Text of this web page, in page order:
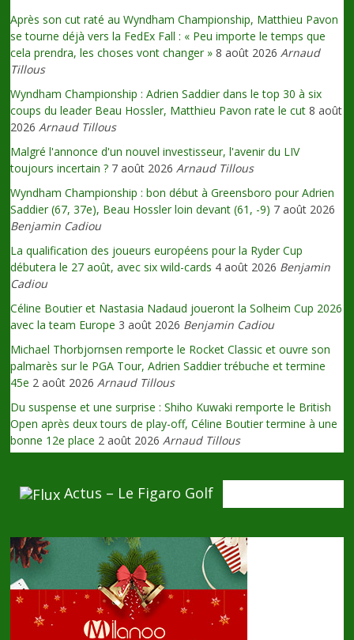
Après son cut raté au Wyndham Championship, Matthieu Pavon
se tourne déjà vers la FedEx Fall : « Peu importe le temps que
cela prendra, les choses vont changer » 8 août 2026 Arnaud
Tillous
Wyndham Championship : Adrien Saddier dans le top 30 à six
coups du leader Beau Hossler, Matthieu Pavon rate le cut 8 août
2026 Arnaud Tillous
Malgré l'annonce d'un nouvel investisseur, l'avenir du LIV
toujours incertain ? 7 août 2026 Arnaud Tillous
Wyndham Championship : bon début à Greensboro pour Adrien
Saddier (67, 37e), Beau Hossler loin devant (61, -9) 7 août 2026
Benjamin Cadiou
La qualification des joueurs européens pour la Ryder Cup
débutera le 27 août, avec six wild-cards 4 août 2026 Benjamin
Cadiou
Céline Boutier et Nastasia Nadaud joueront la Solheim Cup 2026
avec la team Europe 3 août 2026 Benjamin Cadiou
Michael Thorbjornsen remporte le Rocket Classic et ouvre son
palmarès sur le PGA Tour, Adrien Saddier trébuche et termine
45e 2 août 2026 Arnaud Tillous
Du suspense et une surprise : Shiho Kuwaki remporte le British
Open après deux tours de play-off, Céline Boutier termine à une
bonne 12e place 2 août 2026 Arnaud Tillous
Actus – Le Figaro Golf